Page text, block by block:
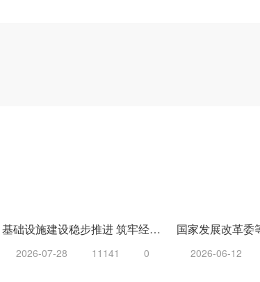
基础设施建设稳步推进 筑牢经济稳增长“压舱石”
2026-07-28 11141 0 2026-06-12